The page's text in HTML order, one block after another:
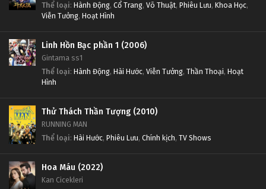
Thể loại: Hành Động, Cổ Trang, Võ Thuật, Phiêu Lưu, Khoa Học,
Viễn Tưởng, Hoạt Hình
Linh Hồn Bạc phần 1 (2006)
Gintama ss1
Thể loại: Hành Động, Hài Hước, Viễn Tưởng, Thần Thoại, Hoạt
Hình
Thử Thách Thần Tượng (2010)
RUNNING MAN
Thể loại: Hài Hước, Phiêu Lưu, Chính kịch, TV Shows
Hoa Máu (2022)
Kan Cicekleri